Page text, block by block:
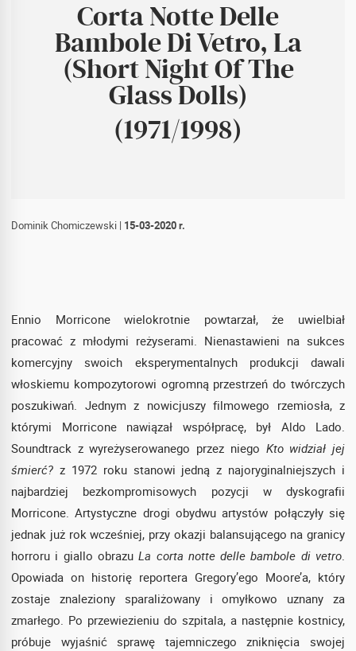
Corta Notte Delle
Bambole Di Vetro, La
(Short Night Of The
Glass Dolls)
(1971/1998)
Dominik Chomiczewski | 15-03-2020 r.
Ennio Morricone wielokrotnie powtarzał, że uwielbiał
pracować z młodymi reżyserami. Nienastawieni na sukces
komercyjny swoich eksperymentalnych produkcji dawali
włoskiemu kompozytorowi ogromną przestrzeń do twórczych
poszukiwań. Jednym z nowicjuszy filmowego rzemiosła, z
którymi Morricone nawiązał współpracę, był Aldo Lado.
Soundtrack z wyreżyserowanego przez niego Kto widział jej
śmierć? z 1972 roku stanowi jedną z najoryginalniejszych i
najbardziej bezkompromisowych pozycji w dyskografii
Morricone. Artystyczne drogi obydwu artystów połączyły się
jednak już rok wcześniej, przy okazji balansującego na granicy
horroru i giallo obrazuLa corta notte delle bambole di vetro.
Opowiada on historię reportera Gregory’ego Moore’a, który
zostaje znaleziony sparaliżowany i omyłkowo uznany za
zmarłego. Po przewiezieniu do szpitala, a następnie kostnicy,
próbuje wyjaśnić sprawę tajemniczego zniknięcia swojej